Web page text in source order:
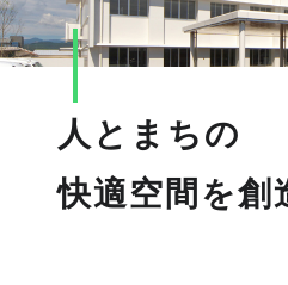
人とまちの
快適空間を創